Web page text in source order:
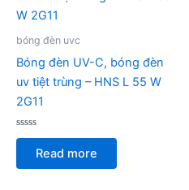
bóng đèn uvc
Bóng đèn UV-C, bóng đèn
uv tiệt trùng – HNS L 55 W
2G11
Rated
of
Read more